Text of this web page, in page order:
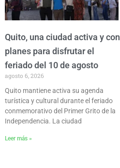
Quito, una ciudad activa y con
planes para disfrutar el
feriado del 10 de agosto
agosto 6, 2026
Quito mantiene activa su agenda
turística y cultural durante el feriado
conmemorativo del Primer Grito de la
Independencia. La ciudad
Leer más »